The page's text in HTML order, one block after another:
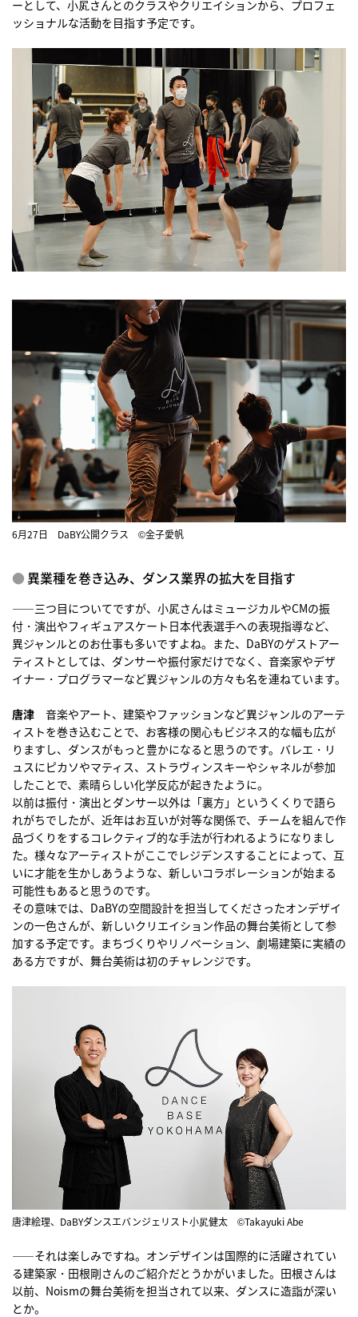
ーとして、小㞍さんとのクラスやクリエイションから、プロフェ
ッショナルな活動を目指す予定です。
6月27日 DaBY公開クラス ©金子愛帆
異業種を巻き込み、ダンス業界の拡大を目指す
――三つ目についてですが、小㞍さんはミュージカルやCMの振
付・演出やフィギュアスケート日本代表選手への表現指導など、
異ジャンルとのお仕事も多いですよね。また、DaBYのゲストアー
ティストとしては、ダンサーや振付家だけでなく、音楽家やデザ
イナー・プログラマーなど異ジャンルの方々も名を連ねています。
唐津 音楽やアート、建築やファッションなど異ジャンルのアーテ
ィストを巻き込むことで、お客様の関心もビジネス的な幅も広が
りますし、ダンスがもっと豊かになると思うのです。バレエ・リ
ュスにピカソやマティス、ストラヴィンスキーやシャネルが参加
したことで、素晴らしい化学反応が起きたように。
以前は振付・演出とダンサー以外は「裏方」というくくりで語ら
れがちでしたが、近年はお互いが対等な関係で、チームを組んで作
品づくりをするコレクティブ的な手法が行われるようになりまし
た。様々なアーティストがここでレジデンスすることによって、互
いに才能を生かしあうような、新しいコラボレーションが始まる
可能性もあると思うのです。
その意味では、DaBYの空間設計を担当してくださったオンデザイ
ンの一色さんが、新しいクリエイション作品の舞台美術として参
加する予定です。まちづくりやリノベーション、劇場建築に実績の
ある方ですが、舞台美術は初のチャレンジです。
唐津絵理、DaBYダンスエバンジェリスト小㞍健太 ©︎Takayuki Abe
――それは楽しみですね。オンデザインは国際的に活躍されてい
る建築家・田根剛さんのご紹介だとうかがいました。田根さんは
以前、Noismの舞台美術を担当されて以来、ダンスに造詣が深い
とか。